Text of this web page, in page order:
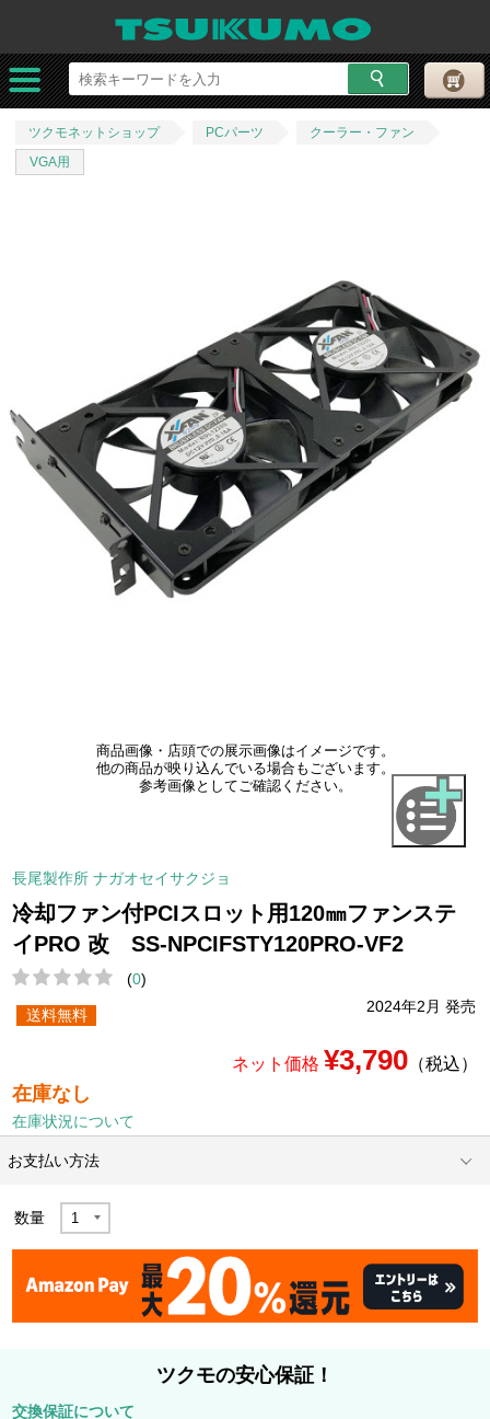
ツクモネットショップ PCパーツ
クーラー・ファン
VGA用
商品画像・店頭での展示画像はイメージです。
他の商品が映り込んでいる場合もございます。
参考画像としてご確認ください。
長尾製作所 ナガオセイサクジョ
冷却ファン付PCIスロット用120㎜ファンステ
イPRO 改 SS-NPCIFSTY120PRO-VF2
(0)
2024年2月 発売
送料無料
ネット価格 ¥3,790（税込）
在庫なし
在庫状況について
お支払い方法
数量
ツクモの安心保証！
交換保証について